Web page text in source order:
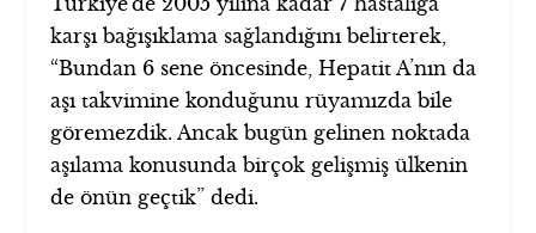
karşı bağışıklama sağlandığını belirterek,
“Bundan 6 sene öncesinde, Hepatit A’nın da
aşı takvimine konduğunu rüyamızda bile
göremezdik. Ancak bugün gelinen noktada
aşılama konusunda birçok gelişmiş ülkenin
de önün geçtik” dedi.